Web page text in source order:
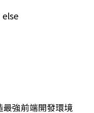
else
強前端開發環境